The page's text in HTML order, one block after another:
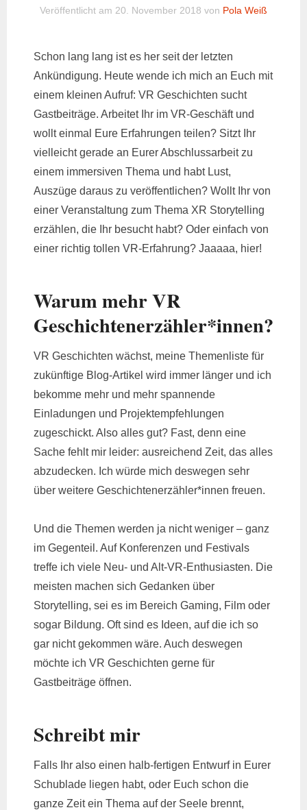
Veröffentlicht am 20. November 2018 von Pola Weiß
Schon lang lang ist es her seit der letzten
Ankündigung. Heute wende ich mich an Euch mit
einem kleinen Aufruf: VR Geschichten sucht
Gastbeiträge. Arbeitet Ihr im VR-Geschäft und
wollt einmal Eure Erfahrungen teilen? Sitzt Ihr
vielleicht gerade an Eurer Abschlussarbeit zu
einem immersiven Thema und habt Lust,
Auszüge daraus zu veröffentlichen? Wollt Ihr von
einer Veranstaltung zum Thema XR Storytelling
erzählen, die Ihr besucht habt? Oder einfach von
einer richtig tollen VR-Erfahrung? Jaaaaa, hier!
Warum mehr VR
Geschichtenerzähler*innen?
VR Geschichten wächst, meine Themenliste für
zukünftige Blog-Artikel wird immer länger und ich
bekomme mehr und mehr spannende
Einladungen und Projektempfehlungen
zugeschickt. Also alles gut? Fast, denn eine
Sache fehlt mir leider: ausreichend Zeit, das alles
abzudecken. Ich würde mich deswegen sehr
über weitere Geschichtenerzähler*innen freuen.
Und die Themen werden ja nicht weniger – ganz
im Gegenteil. Auf Konferenzen und Festivals
treffe ich viele Neu- und Alt-VR-Enthusiasten. Die
meisten machen sich Gedanken über
Storytelling, sei es im Bereich Gaming, Film oder
sogar Bildung. Oft sind es Ideen, auf die ich so
gar nicht gekommen wäre. Auch deswegen
möchte ich VR Geschichten gerne für
Gastbeiträge öffnen.
Schreibt mir
Falls Ihr also einen halb-fertigen Entwurf in Eurer
Schublade liegen habt, oder Euch schon die
ganze Zeit ein Thema auf der Seele brennt,